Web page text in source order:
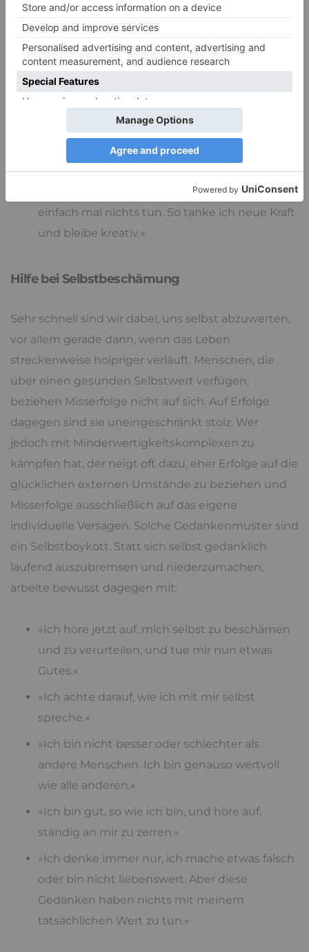
ich einen anderen Weg finden.«
»Ich darf das Leben mit Leichtigkeit leben und
für mich selbst Sorge tragen.«
»Ich kann eine Nacht darüber schlafen, ehe ich
mich entscheide.«
»Ich stecke gerade gedanklich fest. Ich sollte
Abstand zur Situation wählen und spazieren
gehen, mich mit Freunden treffen etc.«
»Ich darf mich ausruhen und phasenweise
einfach mal nichts tun. So tanke ich neue Kraft
und bleibe kreativ.«
Hilfe bei Selbstbeschämung
Sehr schnell sind wir dabei, uns selbst abzuwerten,
vor allem gerade dann, wenn das Leben
streckenweise holpriger verläuft. Menschen, die
über einen gesunden Selbstwert verfügen,
beziehen Misserfolge nicht auf sich. Auf Erfolge
dagegen sind sie uneingeschränkt stolz. Wer
jedoch mit Minderwertigkeitskomplexen zu
kämpfen hat, der neigt oft dazu, eher Erfolge auf die
glücklichen externen Umstände zu beziehen und
Misserfolge ausschließlich auf das eigene
individuelle Versagen. Solche Gedankenmuster sind
ein Selbstboykott. Statt sich selbst gedanklich
laufend auszubremsen und niederzumachen,
arbeite bewusst dagegen mit:
»Ich höre jetzt auf, mich selbst zu beschämen
und zu verurteilen, und tue mir nun etwas
Gutes.«
»Ich achte darauf, wie ich mit mir selbst
spreche.«
»Ich bin nicht besser oder schlechter als
andere Menschen. Ich bin genauso wertvoll
wie alle anderen.«
»Ich bin gut, so wie ich bin, und höre auf,
ständig an mir zu zerren.«
»Ich denke immer nur, ich mache etwas falsch
oder bin nicht liebenswert. Aber diese
Gedanken haben nichts mit meinem
tatsächlichen Wert zu tun.«